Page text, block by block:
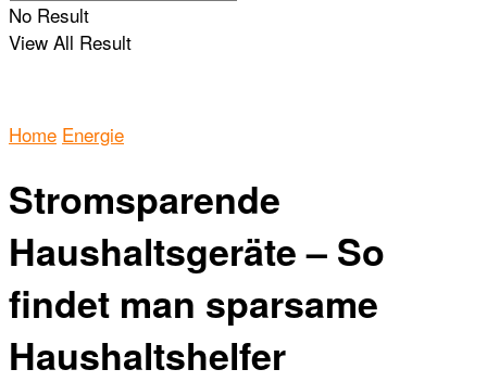
No Result
View All Result
Home Energie
Stromsparende
Haushaltsgeräte – So
findet man sparsame
Haushaltshelfer